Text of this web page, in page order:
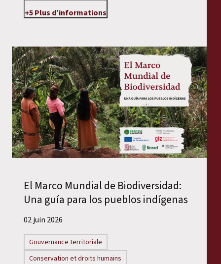
+5 Plus d’informations
El Marco Mundial de Biodiversidad:
Una guía para los pueblos indígenas
02 juin 2026
Gouvernance territoriale
Conservation et droits humains